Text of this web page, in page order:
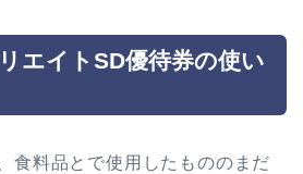
エイトSD優待券の使い
食料品とで使用したもののまだ